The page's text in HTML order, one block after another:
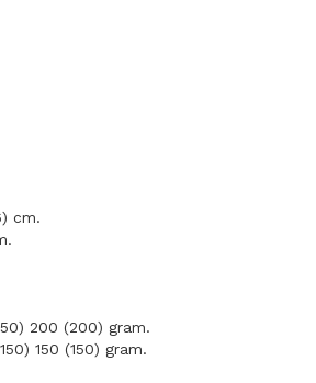
cm.
200 (200) gram.
150 (150) gram.